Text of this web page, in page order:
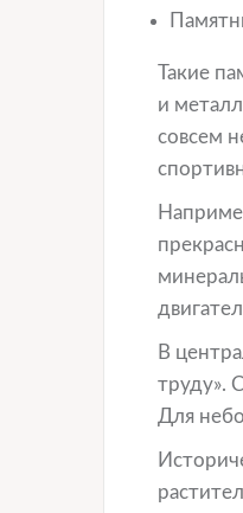
Такие
и
совсем
В
труду».
Для